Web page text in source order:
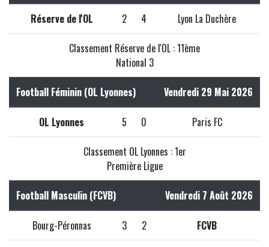
Réserve de l'OL 2 4 Lyon La Duchère
Classement Réserve de l'OL : 11ème
National 3
Football Féminin (OL Lyonnes) Vendredi 29 Mai 2026
OL Lyonnes 5 0 Paris FC
Classement OL Lyonnes : 1er
Première Ligue
Football Masculin (FCVB) Vendredi 7 Août 2026
Bourg-Péronnas 3 2 FCVB